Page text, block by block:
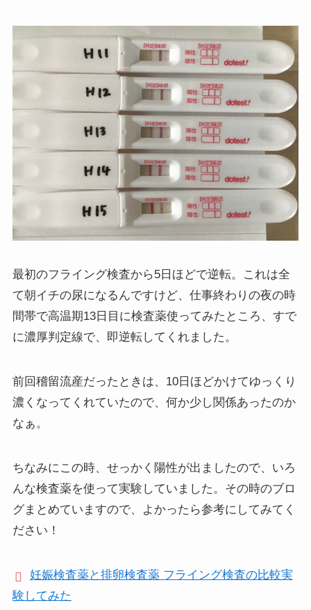
最初のフライング検査から5日ほどで逆転。これは全
て朝イチの尿になるんですけど、仕事終わりの夜の時
間帯で高温期13日目に検査薬使ってみたところ、すで
に濃厚判定線で、即逆転してくれました。
前回稽留流産だったときは、10日ほどかけてゆっくり
濃くなってくれていたので、何か少し関係あったのか
なぁ。
ちなみにこの時、せっかく陽性が出ましたので、いろ
んな検査薬を使って実験していました。その時のブロ
グまとめていますので、よかったら参考にしてみてく
ださい！
妊娠検査薬と排卵検査薬 フライング検査の比較実
験してみた